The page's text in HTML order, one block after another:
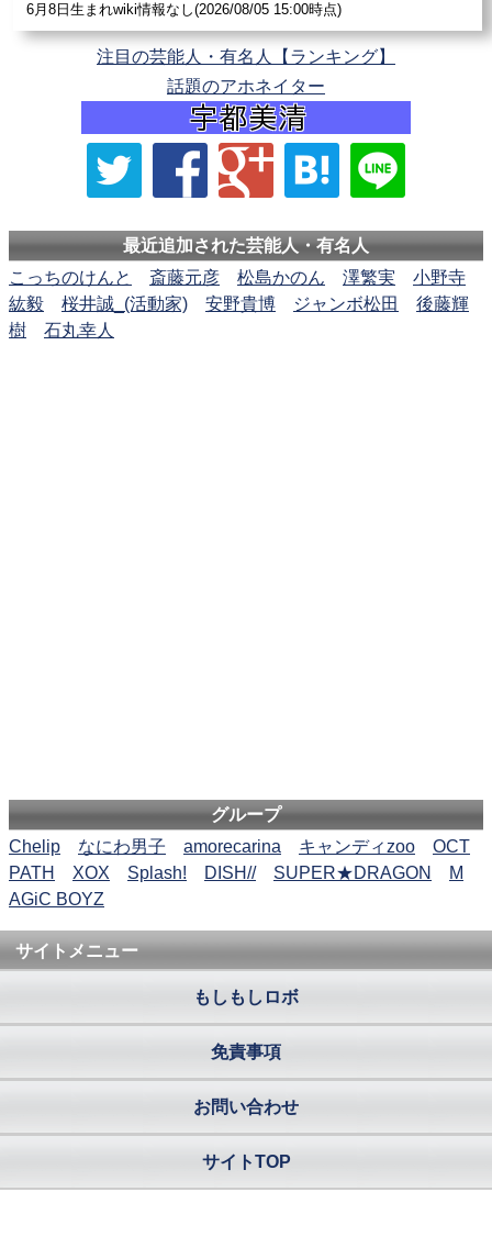
6月8日生まれwiki情報なし(2026/08/05 15:00時点)
注目の芸能人・有名人【ランキング】
話題のアホネイター
最近追加された芸能人・有名人
こっちのけんと
斎藤元彦 松島かのん 澤繁実
小野寺
紘毅
桜井誠_(活動家) 安野貴博 ジャンボ松田
後藤輝
樹
石丸幸人
グループ
Chelip
なにわ男子 amorecarina キャンディzoo
OCT
PATH
XOX Splash! DISH// SUPER★DRAGON
M
AGiC BOYZ
サイトメニュー
もしもしロボ
免責事項
お問い合わせ
サイトTOP